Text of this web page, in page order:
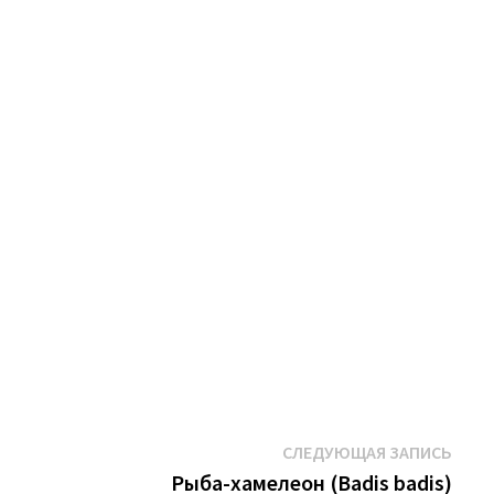
СЛЕДУЮЩАЯ ЗАПИСЬ
Рыба-хамелеон (Badis badis)